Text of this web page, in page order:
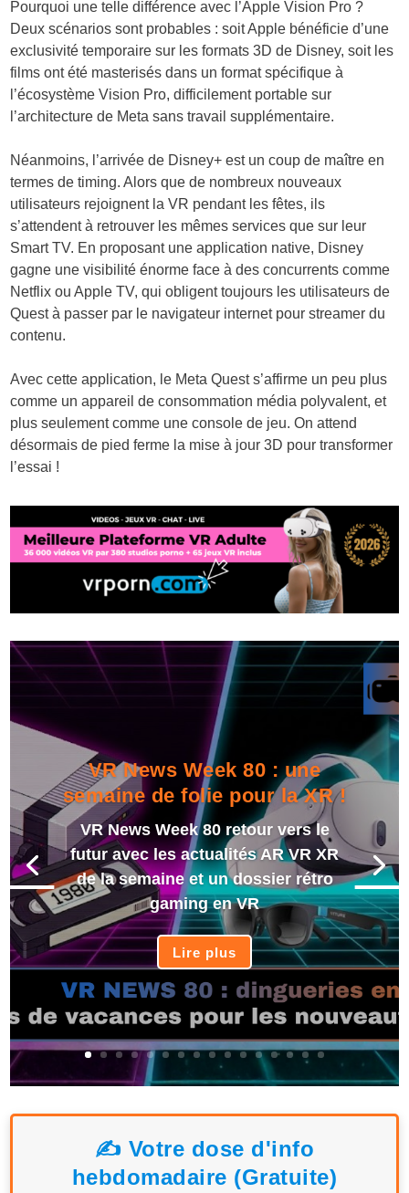
Pourquoi une telle différence avec l’Apple Vision Pro ?
Deux scénarios sont probables : soit Apple bénéficie d’une
exclusivité temporaire sur les formats 3D de Disney, soit les
films ont été masterisés dans un format spécifique à
l’écosystème Vision Pro, difficilement portable sur
l’architecture de Meta sans travail supplémentaire.
Néanmoins, l’arrivée de Disney+ est un coup de maître en
termes de timing. Alors que de nombreux nouveaux
utilisateurs rejoignent la VR pendant les fêtes, ils
s’attendent à retrouver les mêmes services que sur leur
Smart TV. En proposant une application native, Disney
gagne une visibilité énorme face à des concurrents comme
Netflix ou Apple TV, qui obligent toujours les utilisateurs de
Quest à passer par le navigateur internet pour streamer du
contenu.
Avec cette application, le Meta Quest s’affirme un peu plus
comme un appareil de consommation média polyvalent, et
plus seulement comme une console de jeu. On attend
désormais de pied ferme la mise à jour 3D pour transformer
l’essai !
VR News Week 80 : une
semaine de folie pour la XR !
VR News Week 80 retour vers le
futur avec les actualités AR VR XR
de la semaine et un dossier rétro
gaming en VR
Lire plus
✍️ Votre dose d'info
hebdomadaire (Gratuite)